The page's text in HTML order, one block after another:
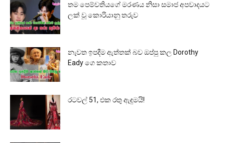
තම පෙම්වතියගේ මරණය නිසා සමාජ අපවාදයට
ලක් වූ කොරියානු තරුව
නැවත ඉපදීම ඇත්තක් බව ඔප්පු කල Dorothy
Eady ගෙ කතාව
රටවල් 51, එක රතු ඇඳුමයි!